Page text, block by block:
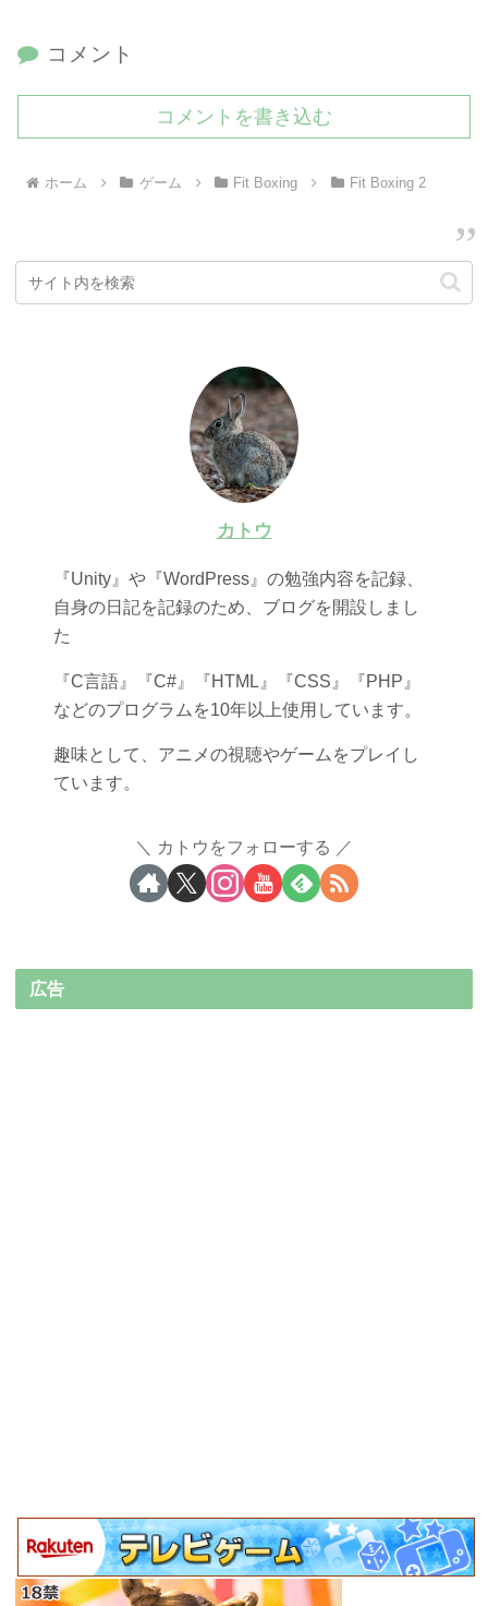
コメント
コメントを書き込む
ホーム ゲーム Fit Boxing Fit Boxing 2
カトウ
『Unity』や『WordPress』の勉強内容を記録、
自身の日記を記録のため、ブログを開設しまし
た
『C言語』『C#』『HTML』『CSS』『PHP』
などのプログラムを10年以上使用しています。
趣味として、アニメの視聴やゲームをプレイし
ています。
カトウをフォローする
広告